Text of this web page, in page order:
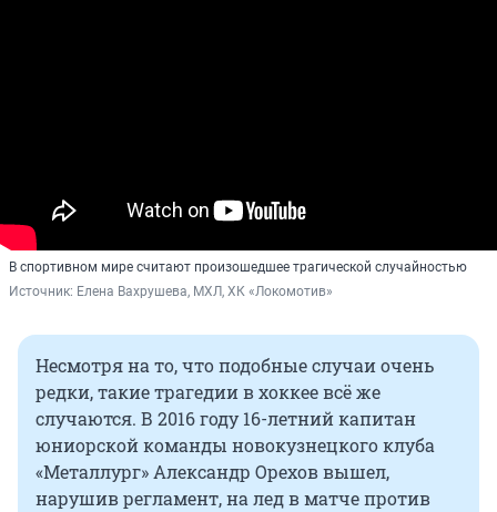
В спортивном мире считают произошедшее трагической случайностью
Источник: Елена Вахрушева, МХЛ, ХК «Локомотив»
Несмотря на то, что подобные случаи очень
редки, такие трагедии в хоккее всё же
случаются. В 2016 году 16-летний капитан
юниорской команды новокузнецкого клуба
«Металлург» Александр Орехов вышел,
нарушив регламент, на лед в матче против